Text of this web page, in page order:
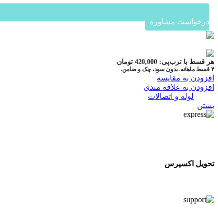
درخواست مشاوره
هر قسط با ترب‌پی: 420,000 تومان
۴ قسط ماهانه. بدون سود، چک و ضامن.
افزودن به مقایسه
افزودن به علاقه مندی
لوله و اتصالات
بستن
تحویل اکسپرس